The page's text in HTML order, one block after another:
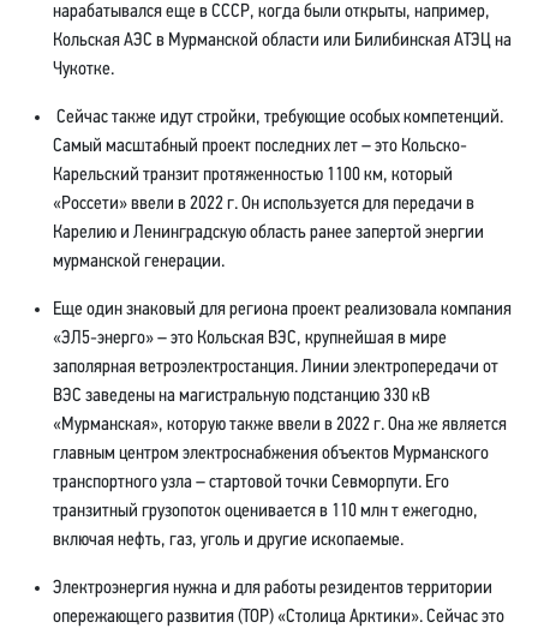
нарабатывался еще в СССР, когда были открыты, например,
Кольская АЭС в Мурманской области или Билибинская АТЭЦ на
Чукотке.
Сейчас также идут стройки, требующие особых компетенций.
Самый масштабный проект последних лет – это Кольско-
Карельский транзит протяженностью 1100 км, который
«Россети» ввели в 2022 г. Он используется для передачи в
Карелию и Ленинградскую область ранее запертой энергии
мурманской генерации.
Еще один знаковый для региона проект реализовала компания
«ЭЛ5-энерго» – это Кольская ВЭС, крупнейшая в мире
заполярная ветроэлектростанция. Линии электропередачи от
ВЭС заведены на магистральную подстанцию 330 кВ
«Мурманская», которую также ввели в 2022 г. Она же является
главным центром электроснабжения объектов Мурманского
транспортного узла – стартовой точки Севморпути. Его
транзитный грузопоток оценивается в 110 млн т ежегодно,
включая нефть, газ, уголь и другие ископаемые.
Электроэнергия нужна и для работы резидентов территории
опережающего развития (ТОР) «Столица Арктики». Сейчас это